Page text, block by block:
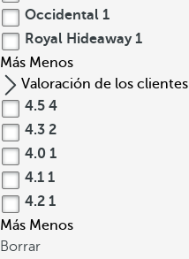
Occidental 1
Royal Hideaway 1
Más Menos
Valoración de los clientes
4.5 4
4.3 2
4.0 1
4.1 1
4.2 1
Más Menos
Borrar